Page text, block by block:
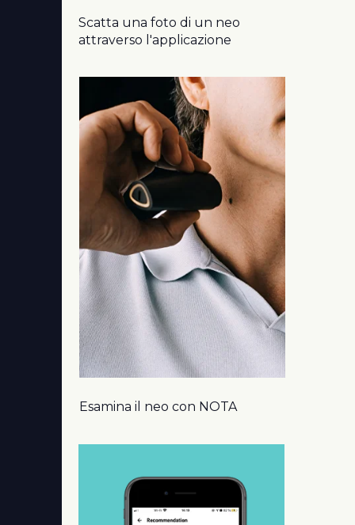
Scatta una foto di un neo
attraverso l'applicazione
Esamina il neo con NOTA